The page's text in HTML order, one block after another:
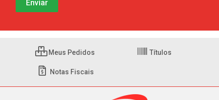
Meus Pedidos Títulos
Notas Fiscais